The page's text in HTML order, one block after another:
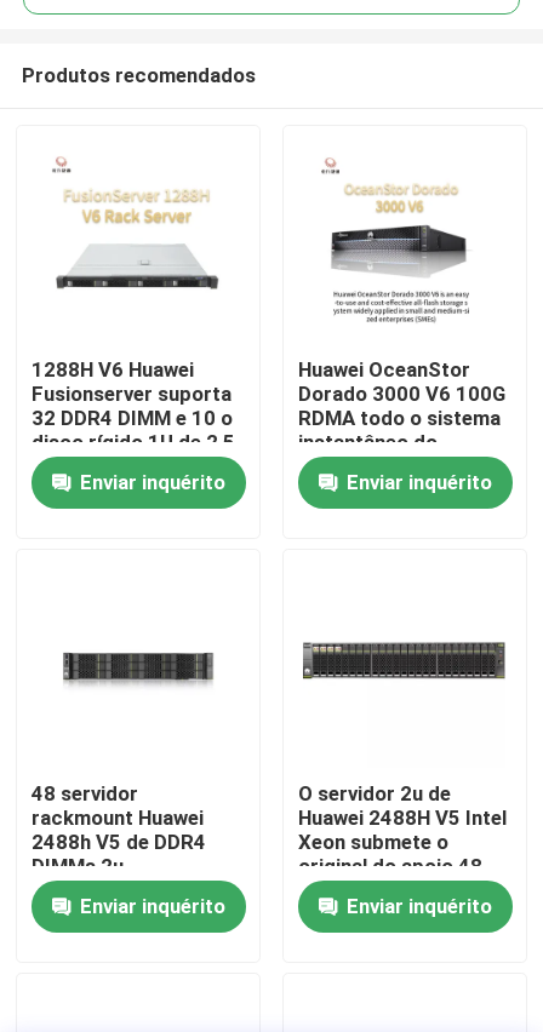
Produtos
Sobre nós
Notícias
Casos
Produtos recomendados
1288H V6 Huawei
Fusionserver suporta
32 DDR4 DIMM e 10 o
disco rígido 1U de 2,5
polegadas
Enviar inquérito
Huawei OceanStor
Dorado 3000 V6 100G
RDMA todo o sistema
instantâneo do
armazenamento
Enviar inquérito
48 servidor
rackmount Huawei
2488h V5 de DDR4
DIMMs 2u
Enviar inquérito
O servidor 2u de
Huawei 2488H V5 Intel
Xeon submete o
original do apoio 48
DDR4 DIMMs
Enviar inquérito